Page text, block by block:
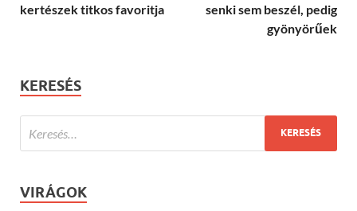
kertészek titkos favoritja
senki sem beszél, pedig
gyönyörűek
KERESÉS
VIRÁGOK